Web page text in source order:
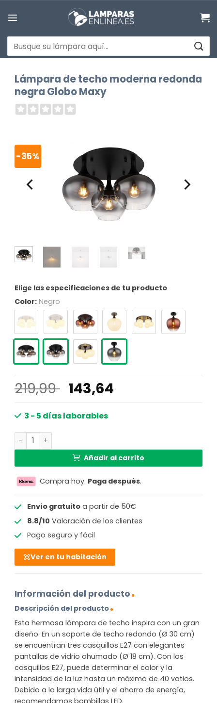
Buscar
por:
Lámpara de techo moderna redonda
negra Globo Maxy
-35%
Elige las especificaciones de tu producto
Color: Negro
219,99 El
precio
original
143,64
3 - 5 días laborables
Lámpara de techo moderna redonda negra Globo Maxy
Añadir al carrito
Compra hoy. Paga después.
Envío gratuitoa partir de 50€
8.8/10 Valoración de los clientes
Pago seguro y fácil
Ver en tu habitación
Información del producto
Descripción del producto
Esta hermosa lámpara de techo inspira con un gran
diseño. En un soporte de techo redondo (Ø 30 cm)
se encuentran tres casquillos E27 con elegantes
pantallas de vidrio ahumado (Ø 18 cm). Con los
casquillos E27, puede determinar el color y la
intensidad de la luz hasta un máximo de 40 vatios.
Debido a la larga vida útil y el ahorro de energía,